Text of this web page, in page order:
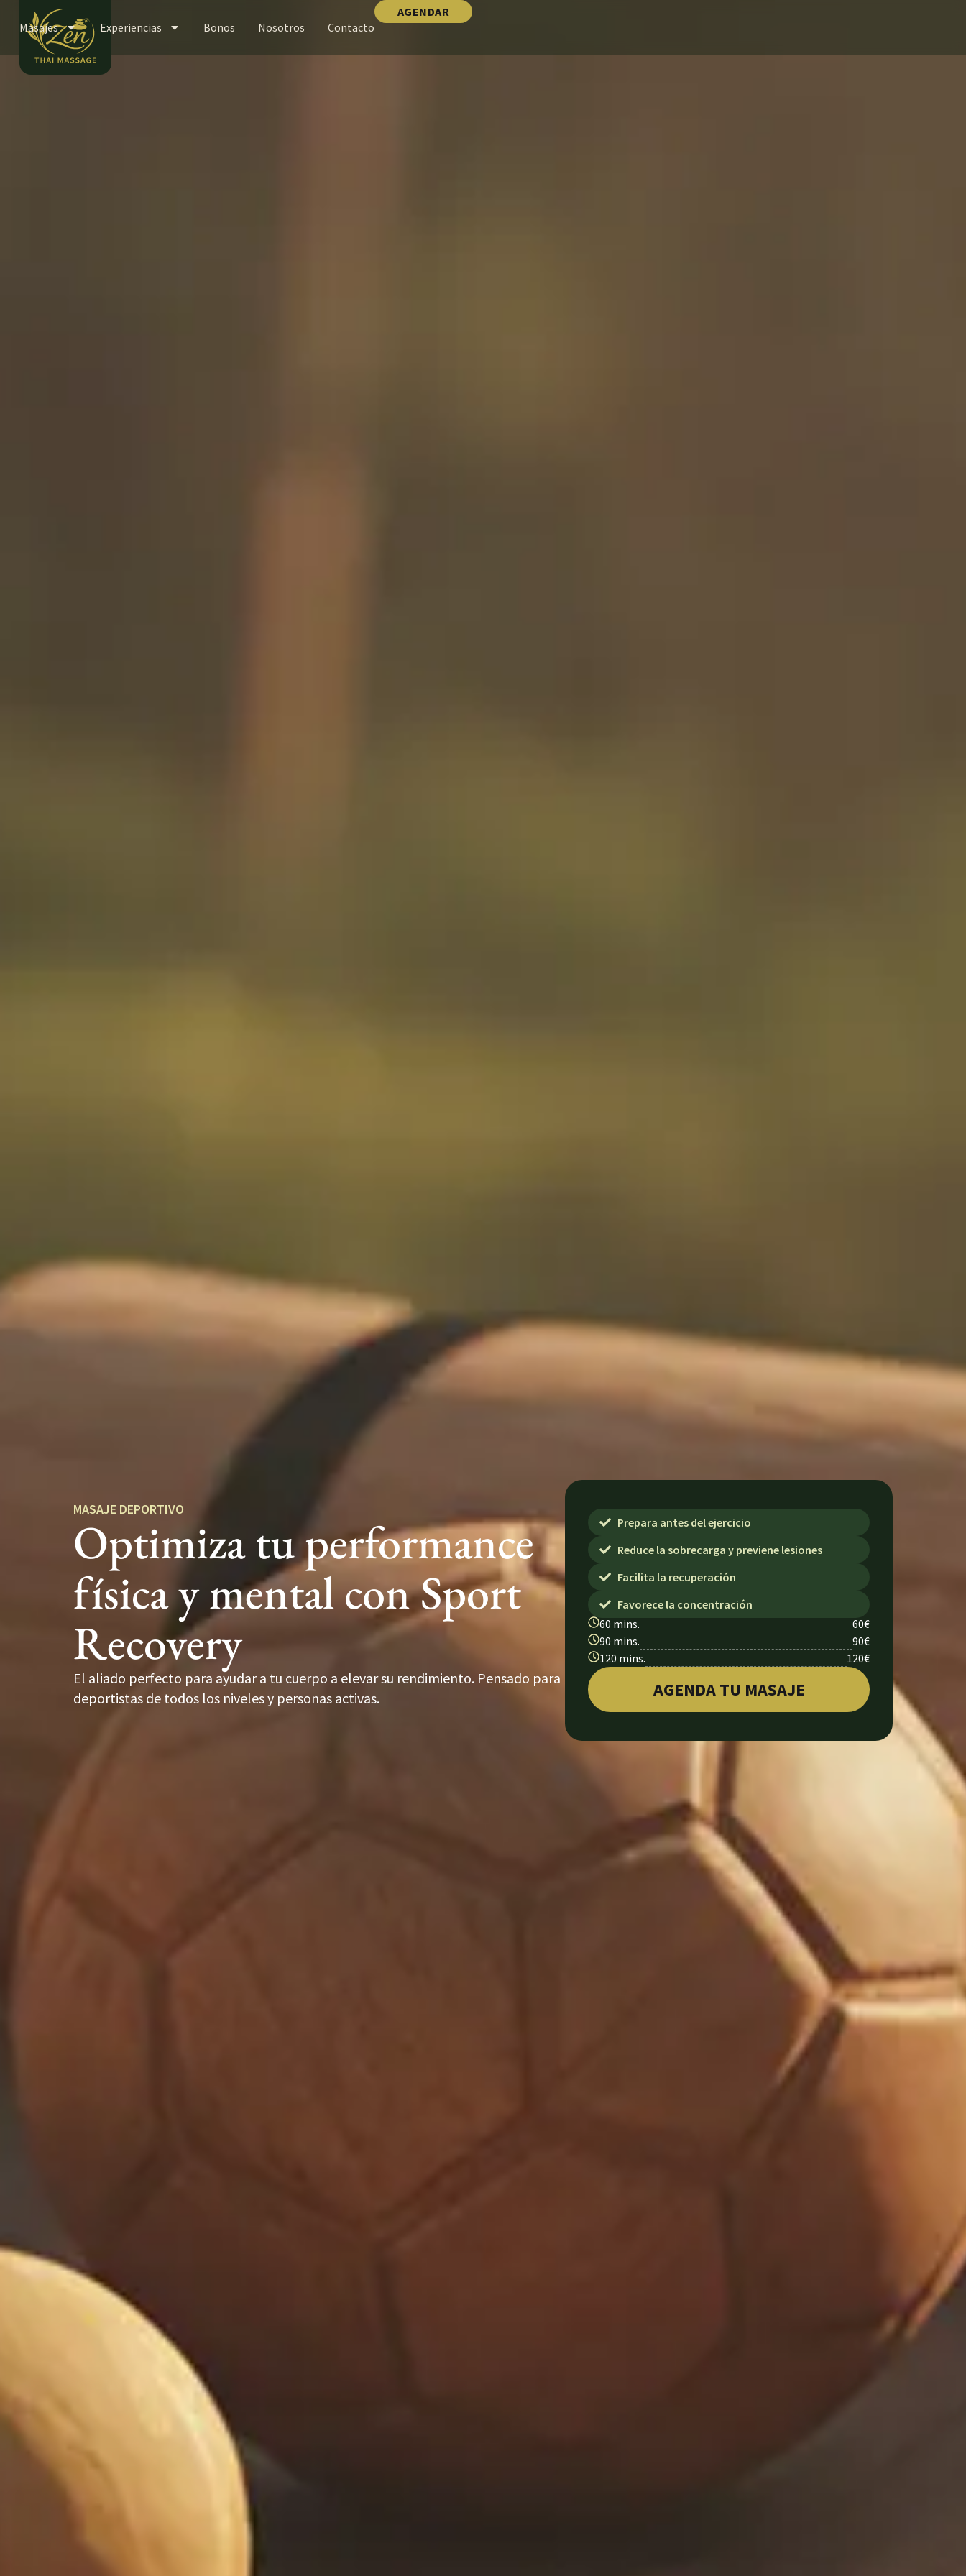
Masajes Experiencias Bonos Nosotros Contacto
AGENDAR
MASAJE DEPORTIVO
Optimiza tu performance
física y mental con Sport
Recovery
El aliado perfecto para ayudar a tu cuerpo a elevar su rendimiento. Pensado para
deportistas de todos los niveles y personas activas.
Prepara antes del ejercicio
Reduce la sobrecarga y previene lesiones
Facilita la recuperación
Favorece la concentración
60 mins.
60€
90 mins.
90€
120 mins.
120€
AGENDA TU MASAJE